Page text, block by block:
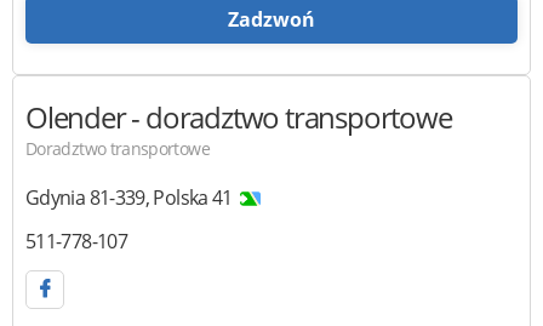
Zadzwoń
Olender- doradztwo transportowe
Doradztwo transportowe
Gdynia81-339,Polska 41
511-778-107